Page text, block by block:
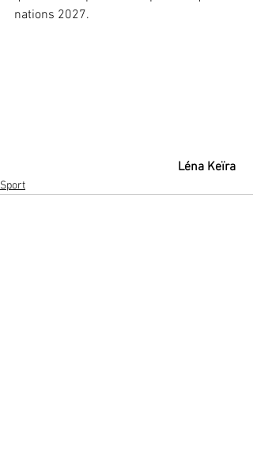
nations 2027.
Léna Keïra
Sport